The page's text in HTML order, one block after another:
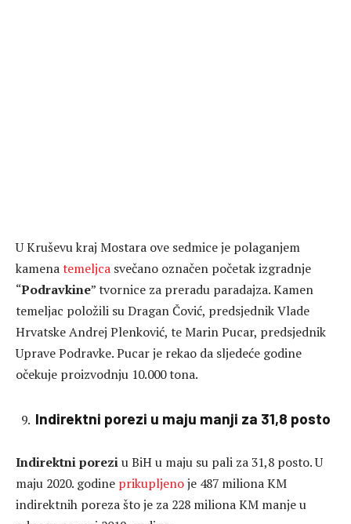
U Kruševu kraj Mostara ove sedmice je polaganjem
kamenatemeljca svečano označen početak izgradnje
“Podravkine” tvornice za preradu paradajza. Kamen
temeljac položili su Dragan Čović, predsjednik Vlade
Hrvatske Andrej Plenković, te Marin Pucar, predsjednik
Uprave Podravke. Pucar je rekao da sljedeće godine
očekuje proizvodnju 10.000 tona.
Indirektni porezi u maju manji za 31,8 posto
Indirektni poreziu BiH u maju su pali za 31,8 posto. U
maju 2020. godine prikupljenoje 487 miliona KM
indirektnih poreza što je za 228 miliona KM manje u